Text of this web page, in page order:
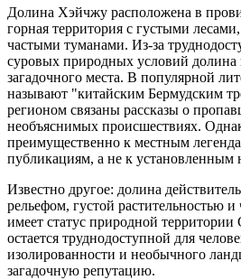
Долина Хэйчжу расположена в
горная территория с густыми
частыми туманами. Из-за
суровых природных условий долина
загадочного места. В популярной
называют "китайским Бермудским
регионом связаны рассказы о
необъяснимых происшествиях.
преимущественно к местным
публикациям, а не к установленным
Известно другое: долина
рельефом, густой растительностью
имеет статус природной территории
остается труднодоступной для
изолированности и необычного
загадочную репутацию.